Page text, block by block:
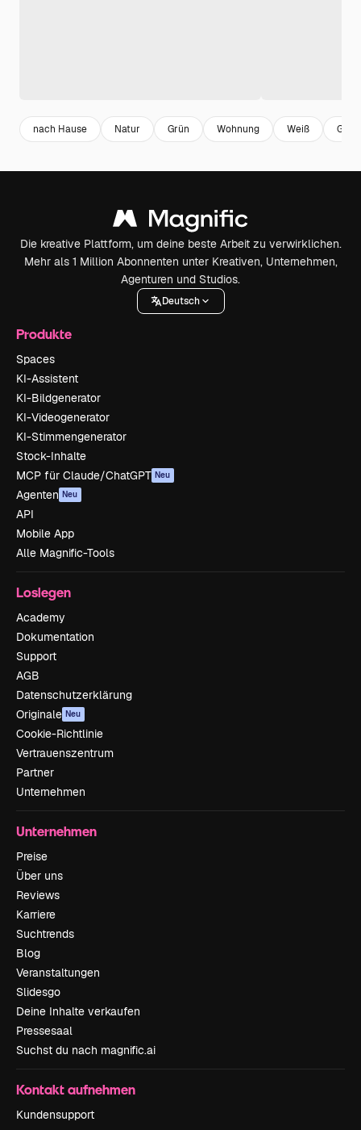
nach Hause Natur Grün Wohnung Weiß
Die kreative Plattform, um deine beste Arbeit zu verwirklichen.
Mehr als 1 Million Abonnenten unter Kreativen, Unternehmen,
Agenturen und Studios.
Deutsch
Produkte
Spaces
KI-Assistent
KI-Bildgenerator
KI-Videogenerator
KI-Stimmengenerator
Stock-Inhalte
MCP für Claude/ChatGPT Neu
Agenten Neu
API
Mobile App
Alle Magnific-Tools
Loslegen
Academy
Dokumentation
Support
AGB
Datenschutzerklärung
Originale Neu
Cookie-Richtlinie
Vertrauenszentrum
Partner
Unternehmen
Unternehmen
Preise
Über uns
Reviews
Karriere
Suchtrends
Blog
Veranstaltungen
Slidesgo
Deine Inhalte verkaufen
Pressesaal
Suchst du nach magnific.ai
Kontakt aufnehmen
Kundensupport